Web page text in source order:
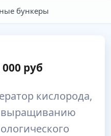
бункеры
000руб
кислорода,
выращиванию